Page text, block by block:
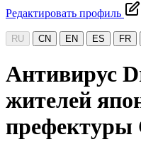
Редактировать профиль
RU CN EN ES FR
Антивирус
жителей
префектуры